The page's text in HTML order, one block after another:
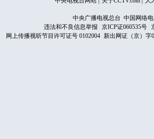
中央广播电视总台 中国网络
违法和不良信息举报
京ICP证060535号
网上传播视听节目许可证号 0102004 新出网证（京）